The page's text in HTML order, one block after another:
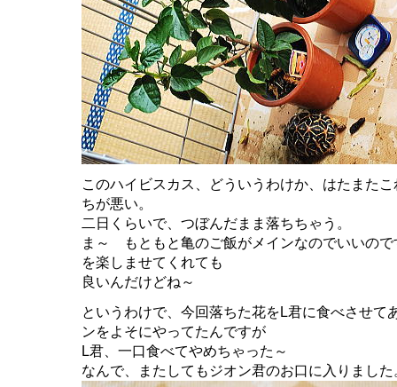
このハイビスカス、どういうわけか、はたまた
ちが悪い。
二日くらいで、つぼんだまま落ちちゃう。
ま～ もともと亀のご飯がメインなのでいいので
を楽しませてくれても
良いんだけどね～
というわけで、今回落ちた花をL君に食べさせて
ンをよそにやってたんですが
L君、一口食べてやめちゃった～
なんで、またしてもジオン君のお口に入りました